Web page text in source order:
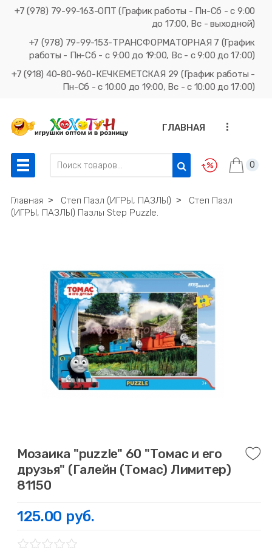
+7 (978) 79-99-163-ОПТ (График работы - Пн-Сб - с 9:00
до 17:00, Вс - выходной)
+7 (978) 79-99-153-ТРАНСФОРМАТОРНАЯ 7 (График
работы - Пн-Сб - с 9:00 до 19:00, Вс - с 9:00 до 17:00)
+7 (918) 40-80-960-КЕЧКЕМЕТСКАЯ 29 (График работы -
Пн-Сб - с 10:00 до 19:00, Вс - с 10:00 до 17:00)
ГЛАВНАЯ ...
0
Главная ˃ Степ Пазл (ИГРЫ, ПАЗЛЫ) ˃
Степ Пазл
(ИГРЫ, ПАЗЛЫ) Пазлы Step Puzzle.
Мозаика "puzzle" 60 "Томас и его
друзья" (Галейн (Томас) Лимитер)
81150
125.00 руб.